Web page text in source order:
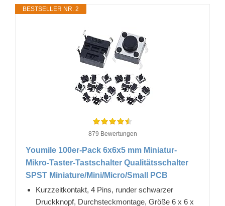
BESTSELLER NR. 2
879 Bewertungen
Youmile 100er-Pack 6x6x5 mm Miniatur-
Mikro-Taster-Tastschalter Qualitätsschalter
SPST Miniature/Mini/Micro/Small PCB
Kurzzeitkontakt, 4 Pins, runder schwarzer
Druckknopf, Durchsteckmontage, Größe 6 x 6 x